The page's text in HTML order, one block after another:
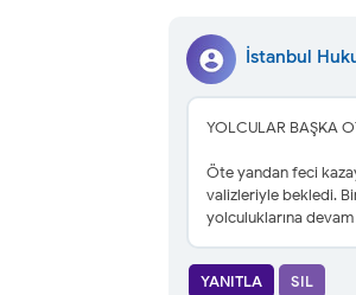
İstanbul
YOLCULAR BAŞKA
Öte yandan feci
valizleriyle bekledi.
yolculuklarına
YANITLA SIL